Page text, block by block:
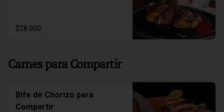
$28.000
Carnes para Compartir
Bife de Chorizo para
Compartir